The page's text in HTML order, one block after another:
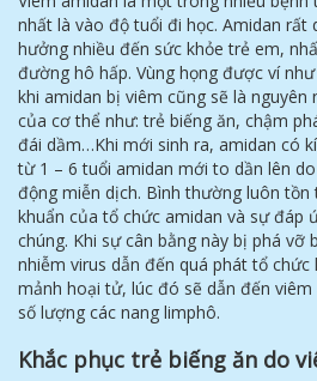
nhất là vào độ tuổi đi học. Amidan rất
hưởng nhiều đến sức khỏe trẻ em,
đường hô hấp. Vùng họng được ví
khi amidan bị viêm cũng sẽ là nguyên
của cơ thể như: trẻ biếng ăn, chậm
đái dầm…Khi mới sinh ra, amidan có
từ 1 – 6 tuổi amidan mới to dần lên
động miễn dịch. Bình thường luôn tồn
khuẩn của tổ chức amidan và sự đáp
chúng. Khi sự cân bằng này bị phá vỡ
nhiễm virus dẫn đến quá phát tổ
mảnh hoại tử, lúc đó sẽ dẫn đến
số lượng các nang limphô.
Khắc phục trẻ biếng ăn do